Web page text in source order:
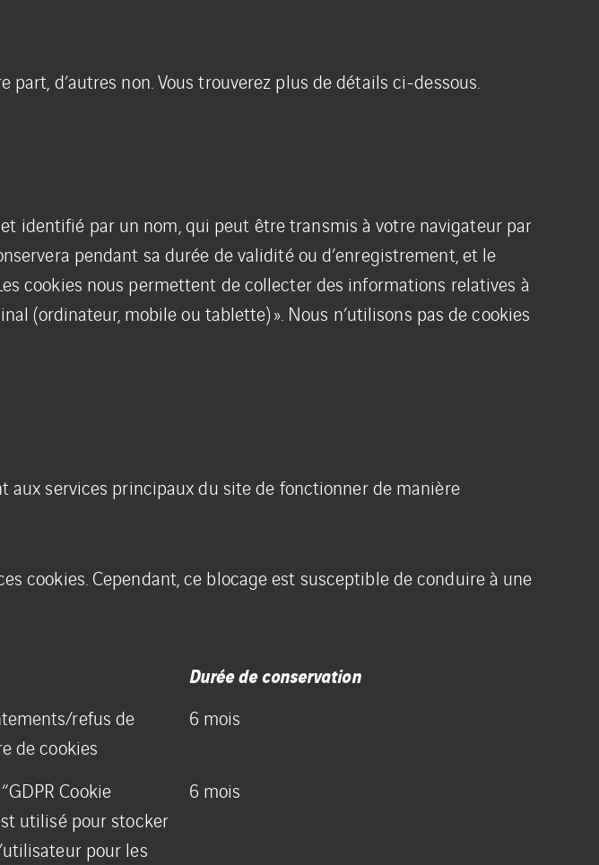
d’autres non. Vous trouverez plus de détails ci-dessous.
identifié par un nom, qui peut être transmis à votre navigateur par
pendant sa durée de validité ou d’enregistrement, et le
cookies nous permettent de collecter des informations relatives à
(ordinateur, mobile ou tablette) ». Nous n’utilisons pas de cookies
services principaux du site de fonctionner de manière
cookies. Cependant, ce blocage est susceptible de conduire à une
Durée de conservation
refus de
de cookies
6 mois
Cookie
utilisé pour stocker
pour les
6 mois